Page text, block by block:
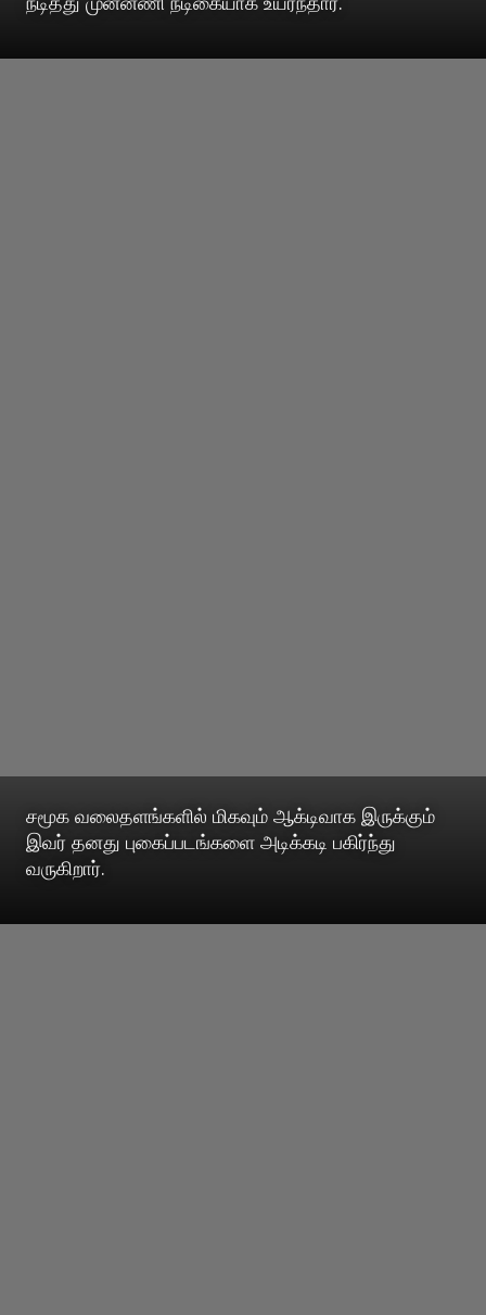
சமூக வலைதளங்களில் மிகவும் ஆக்டிவாக இருக்கும்
இவர் தனது புகைப்படங்களை அடிக்கடி பகிர்ந்து
வருகிறார்.